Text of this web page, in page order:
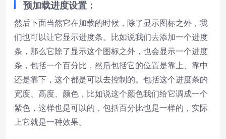
预加载进度设置：
然后下面当然它在加载的时候，除了显示图标之外，我
们也可以让它显示进度条。比如说我们去添加一个进度
条，那么它除了显示这个图标之外，也会显示一个进度
条，包括一个百分比，然后包括它的位置是靠上、靠中
还是靠下，这个都是可以去控制的。包括这个进度条的
宽度、高度、颜色，比如说这个颜色我们给它调成一个
紫色，这样也是可以的，包括百分比也是一样的，实际
上它就是一种效果。